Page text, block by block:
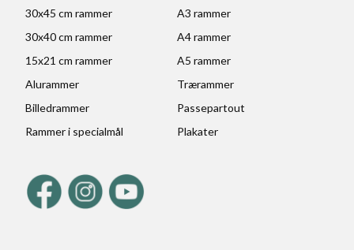
30x45 cm rammer
A3 rammer
30x40 cm rammer
A4 rammer
15x21 cm rammer
A5 rammer
Alurammer
Trærammer
Billedrammer
Passepartout
Rammer i specialmål
Plakater